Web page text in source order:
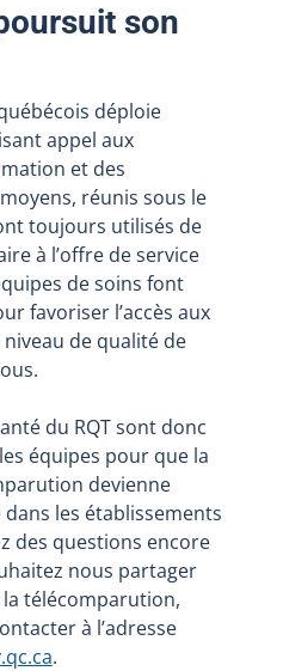
son
déploie
appel aux
et des
réunis sous le
toujours utilisés de
à l’offre de service
de soins font
favoriser l’accès aux
de qualité de
du RQT sont donc
équipes pour que la
devienne
les établissements
des questions encore
nous partager
télécomparution,
à l’adresse
.